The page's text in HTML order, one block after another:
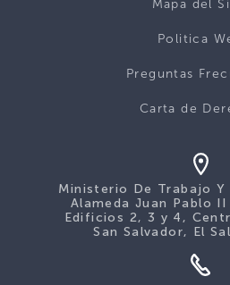
Mapa del
Politica
Preguntas
Carta de
Ministerio De Trabajo Y
Alameda Juan Pablo
Edificios 2, 3 y 4,
San Salvador, El